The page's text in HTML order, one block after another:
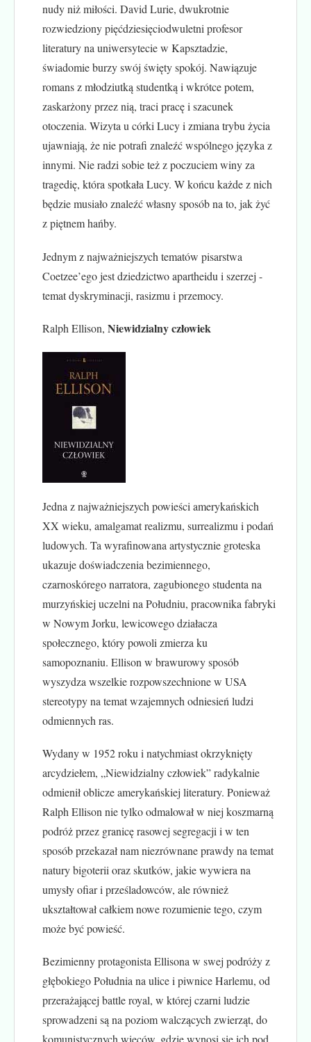
nudy niż miłości. David Lurie, dwukrotnie
rozwiedziony pięćdziesięciodwuletni profesor
literatury na uniwersytecie w Kapsztadzie,
świadomie burzy swój święty spokój. Nawiązuje
romans z młodziutką studentką i wkrótce potem,
zaskarżony przez nią, traci pracę i szacunek
otoczenia. Wizyta u córki Lucy i zmiana trybu życia
ujawniają, że nie potrafi znaleźć wspólnego języka z
innymi. Nie radzi sobie też z poczuciem winy za
tragedię, która spotkała Lucy. W końcu każde z nich
będzie musiało znaleźć własny sposób na to, jak żyć
z piętnem hańby.
Jednym z najważniejszych tematów pisarstwa
Coetzee’ego jest dziedzictwo apartheidu i szerzej -
temat dyskryminacji, rasizmu i przemocy.
Ralph Ellison, Niewidzialny człowiek
Jedna z najważniejszych powieści amerykańskich
XX wieku, amalgamat realizmu, surrealizmu i podań
ludowych. Ta wyrafinowana artystycznie groteska
ukazuje doświadczenia bezimiennego,
czarnoskórego narratora, zagubionego studenta na
murzyńskiej uczelni na Południu, pracownika fabryki
w Nowym Jorku, lewicowego działacza
społecznego, który powoli zmierza ku
samopoznaniu. Ellison w brawurowy sposób
wyszydza wszelkie rozpowszechnione w USA
stereotypy na temat wzajemnych odniesień ludzi
odmiennych ras.
Wydany w 1952 roku i natychmiast okrzyknięty
arcydziełem, „Niewidzialny człowiek” radykalnie
odmienił oblicze amerykańskiej literatury. Ponieważ
Ralph Ellison nie tylko odmalował w niej koszmarną
podróż przez granicę rasowej segregacji i w ten
sposób przekazał nam niezrównane prawdy na temat
natury bigoterii oraz skutków, jakie wywiera na
umysły ofiar i prześladowców, ale również
ukształtował całkiem nowe rozumienie tego, czym
może być powieść.
Bezimienny protagonista Ellisona w swej podróży z
głębokiego Południa na ulice i piwnice Harlemu, od
przerażającej battle royal, w której czarni ludzie
sprowadzeni są na poziom walczących zwierząt, do
komunistycznych wieców, gdzie wynosi się ich pod